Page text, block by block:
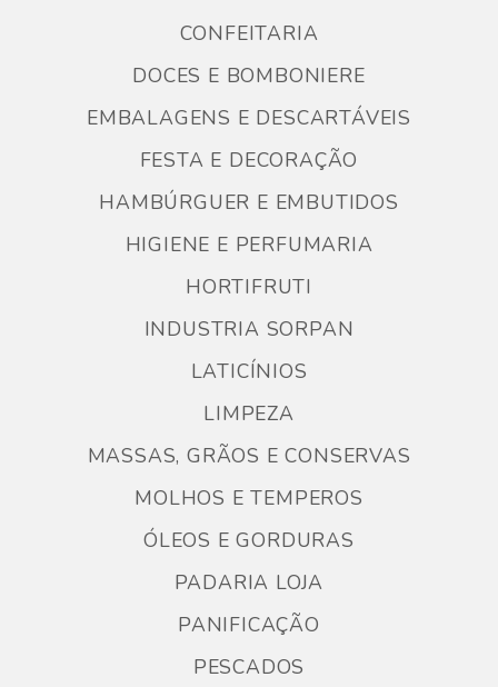
CONFEITARIA
DOCES E BOMBONIERE
EMBALAGENS E DESCARTÁVEIS
FESTA E DECORAÇÃO
HAMBÚRGUER E EMBUTIDOS
HIGIENE E PERFUMARIA
HORTIFRUTI
INDUSTRIA SORPAN
LATICÍNIOS
LIMPEZA
MASSAS, GRÃOS E CONSERVAS
MOLHOS E TEMPEROS
ÓLEOS E GORDURAS
PADARIA LOJA
PANIFICAÇÃO
PESCADOS